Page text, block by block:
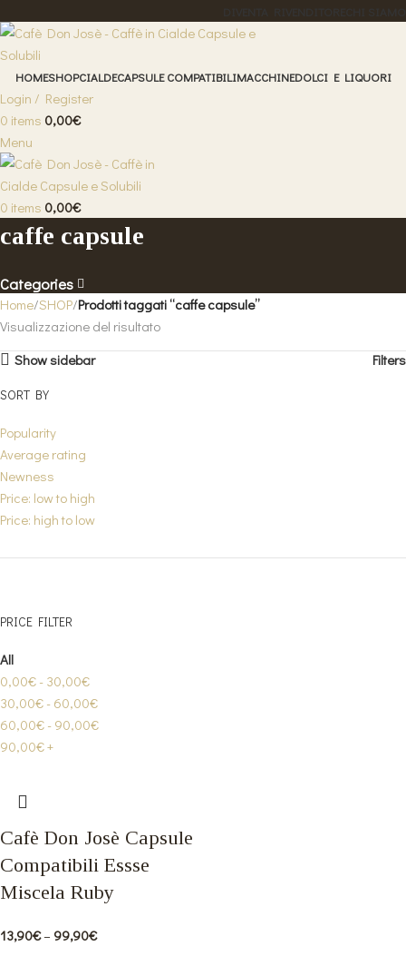
HOMESHOPCIALDECAPSULE COMPATIBILIMACCHINEDOLCI E LIQUORI
Login / Register
0 items 0,00€
Menu
0 items 0,00€
caffe capsule
Categories
Home SHOP Prodotti taggati “caffe capsule”
Visualizzazione del risultato
Show sidebar
Filters
SORT BY
Popularity
Average rating
Newness
Price: low to high
Price: high to low
PRICE FILTER
All
0,00€ - 30,00€
30,00€ - 60,00€
60,00€ - 90,00€
90,00€+
Cafè Don Josè Capsule
Compatibili Essse
Miscela Ruby
13,90€– 99,90€